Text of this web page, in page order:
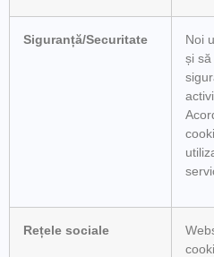
Siguranță/Securitate
Noi
și
Rețele sociale